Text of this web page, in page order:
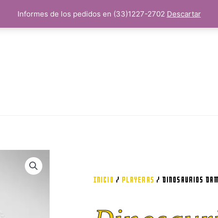
Informes de los pedidos en (33)1227-2702 Descartar
Inicio / Playeras / Dinosaurios